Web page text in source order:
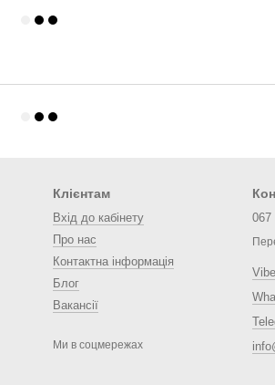
Клієнтам
Вхід до кабінету
Про нас
Контактна інформація
Блог
Вакансії
Ми в соцмережах
067